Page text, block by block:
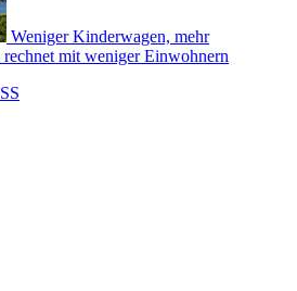
Weniger Kinderwagen, mehr
mit weniger Einwohnern